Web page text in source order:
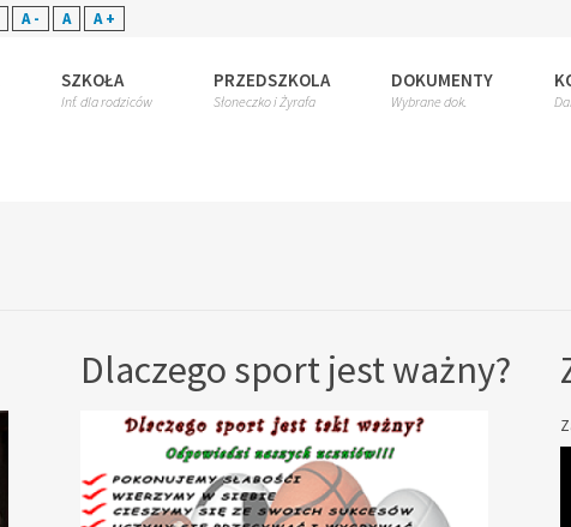
A - A A +
SZKOŁA
Inf. dla rodziców
PRZEDSZKOLA
Słoneczko i Żyrafa
DOKUMENTY
Wybrane dok.
Dlaczego sport jest ważny?